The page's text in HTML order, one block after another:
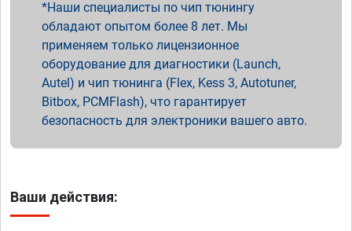
Наши специалисты по чип тюнингу
обладают опытом более 8 лет. Мы
применяем только лицензионное
оборудование для диагностики (Launch,
Autel) и чип тюнинга (Flex, Kess 3, Autotuner,
Bitbox, PCMFlash), что гарантирует
безопасность для электроники вашего авто.
Ваши действия: